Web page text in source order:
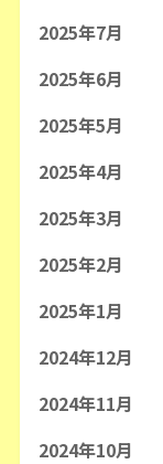
2025年7月
2025年6月
2025年5月
2025年4月
2025年3月
2025年2月
2025年1月
2024年12月
2024年11月
2024年10月